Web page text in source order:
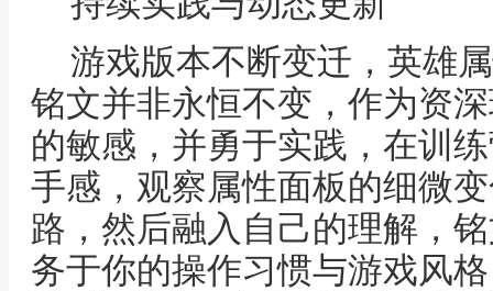
游戏版本不断变迁，英雄
铭文并非永恒不变，作为资
的敏感，并勇于实践，在训
手感，观察属性面板的细微
路，然后融入自己的理解，
务于你的操作习惯与游戏风